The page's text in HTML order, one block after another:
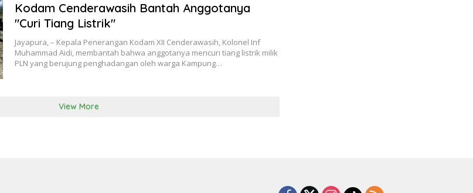
Kodam Cenderawasih Bantah Anggotanya
"Curi Tiang Listrik"
Jayapura, – Kepala Penerangan Kodam XII Cenderawasih, Kolonel Inf
Muhammad Aidi, membantah bahwa anggotanya mencuri tiang listrik milik
PLN yang berujung penghadangan oleh warga Kampung…
View More